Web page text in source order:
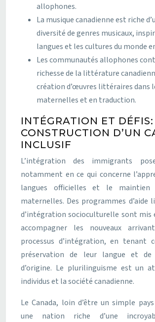
allophones.
La musique canadienne est riche
diversité de genres musicaux,
langues et les cultures du monde
Les communautés allophones
richesse de la littérature
création d’œuvres littéraires dans
maternelles et en traduction.
INTÉGRATION ET
CONSTRUCTION D’UN
INCLUSIF
L’intégration des immigrants
notamment en ce qui concerne
langues officielles et le maintien
maternelles. Des programmes d’aide
d’intégration socioculturelle sont mis
accompagner les nouveaux
processus d’intégration, en tenant
préservation de leur langue et
d’origine. Le plurilinguisme est un
individus et la société canadienne.
Le Canada, loin d’être un simple
une nation riche d’une